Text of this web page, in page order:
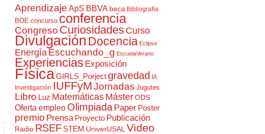
Aprendizaje ApS BBVA beca Bibliografía
BOE concurso conferencia
Congreso Curiosidades Curso
DivulgaciónDocencia Eclipse
Energía Escuchando_g EscuelaVerano
Experiencias Exposición
FísicaGIRLS_Porjectgravedad
IA
Investigación IUFFyMJornadas Jugutes
Libro Luz Matemáticas MásterODS
Oferta empleo Olimpiada Paper Poster
premio Prensa Proyecto Publicación
Radio RSEF STEM UniverUSAL Video